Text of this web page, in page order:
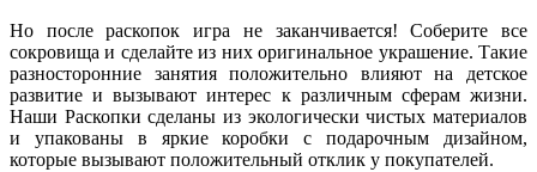
Но после раскопок игра не заканчивается! Соберите все
сокровища и сделайте из них оригинальное украшение. Такие
разносторонние занятия положительно влияют на детское
развитие и вызывают интерес к различным сферам жизни.
Наши Раскопки сделаны из экологически чистых материалов
и упакованы в яркие коробки с подарочным дизайном,
которые вызывают положительный отклик у покупателей.